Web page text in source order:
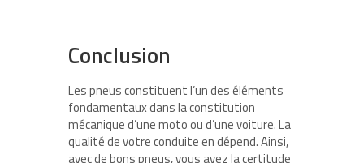
Conclusion
Les pneus constituent l’un des éléments
fondamentaux dans la constitution
mécanique d’une moto ou d’une voiture. La
qualité de votre conduite en dépend. Ainsi,
avec de bons pneus, vous avez la certitude